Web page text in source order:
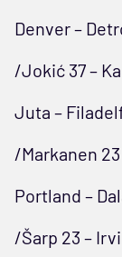
Denver –
/Jokić 37 –
Juta –
/Markanen
Portland –
/Šarp 23 –